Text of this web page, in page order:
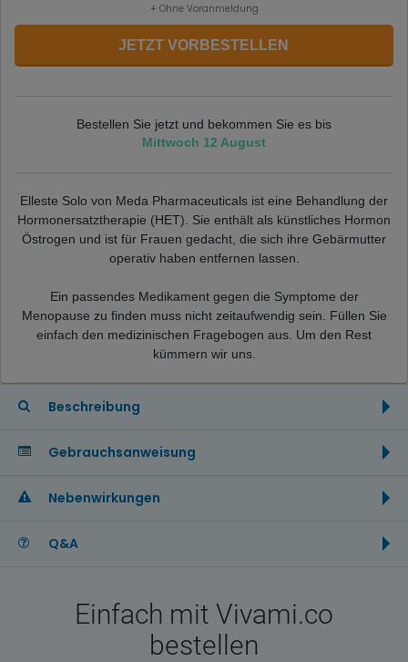
+ Ohne Voranmeldung
JETZT VORBESTELLEN
Bestellen Sie jetzt und bekommen Sie es bis
Mittwoch 12 August
Elleste Solo von Meda Pharmaceuticals ist eine Behandlung der
Hormonersatztherapie (HET). Sie enthält als künstliches Hormon
Östrogen und ist für Frauen gedacht, die sich ihre Gebärmutter
operativ haben entfernen lassen.
Ein passendes Medikament gegen die Symptome der
Menopause zu finden muss nicht zeitaufwendig sein. Füllen Sie
einfach den medizinischen Fragebogen aus. Um den Rest
kümmern wir uns.
Beschreibung
Gebrauchsanweisung
Nebenwirkungen
Q&A
Einfach mit Vivami.co
bestellen